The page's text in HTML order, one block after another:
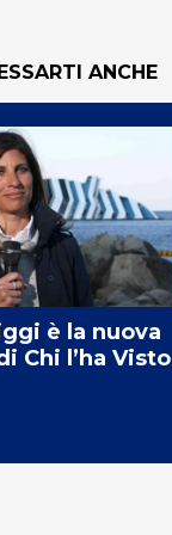
ANCHE
è la nuova
Chi l’ha Visto